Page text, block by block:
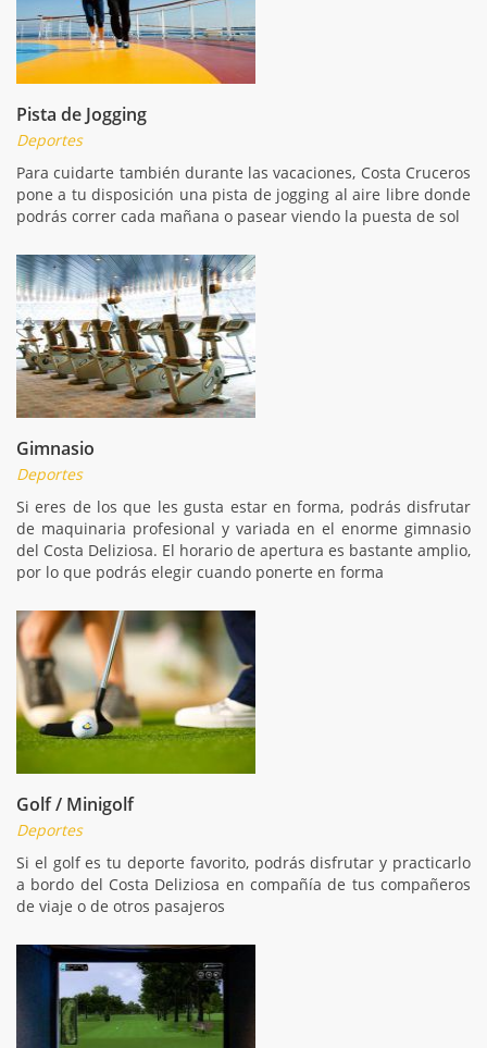
Pista de Jogging
Deportes
Para cuidarte también durante las vacaciones, Costa Cruceros
pone a tu disposición una pista de jogging al aire libre donde
podrás correr cada mañana o pasear viendo la puesta de sol
Gimnasio
Deportes
Si eres de los que les gusta estar en forma, podrás disfrutar
de maquinaria profesional y variada en el enorme gimnasio
del Costa Deliziosa. El horario de apertura es bastante amplio,
por lo que podrás elegir cuando ponerte en forma
Golf / Minigolf
Deportes
Si el golf es tu deporte favorito, podrás disfrutar y practicarlo
a bordo del Costa Deliziosa en compañía de tus compañeros
de viaje o de otros pasajeros